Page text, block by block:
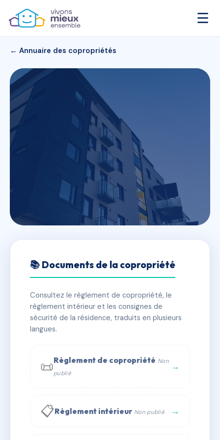
☰
← Annuaire des copropriétés
SDC VILLA PARADIS
✓ Immatriculée 🏠 54 lots 🏗 1 bâtiment(s)
📞 Contacter Syndic Digital
📚 Documents de la copropriété
Consultez le règlement de copropriété, le
règlement intérieur et les consignes de
sécurité de la résidence, traduits en plusieurs
langues.
📜Règlement de copropriété Non
publié
→
📋Règlement intérieur Non publié →